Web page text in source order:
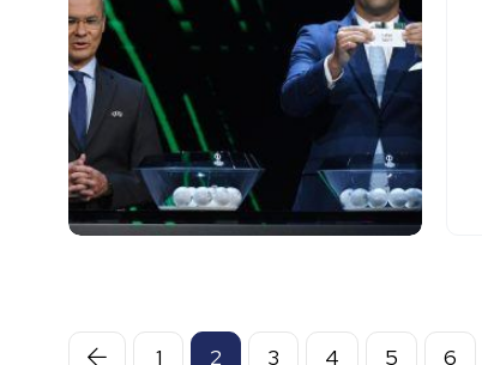
1 2 3 4 5 6